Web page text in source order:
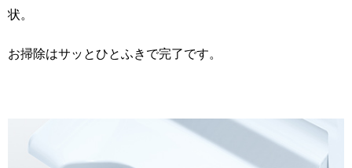
状。
お掃除はサッとひとふきで完了です。